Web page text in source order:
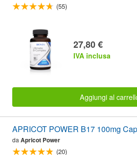
(55)
27,80 €
IVA inclusa
Aggiungi al
APRICOT POWER B17 100mg
da Apricot Power
(20)